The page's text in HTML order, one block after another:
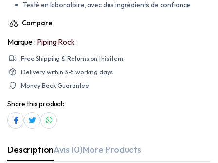
Testé en laboratoire, avec des ingrédients de confiance
Compare
Marque : Piping Rock
Free Shipping & Returns on this item
Delivery within 3-5 working days
Money Back Guarantee
Share this product:
DescriptionAvis (0)More Products